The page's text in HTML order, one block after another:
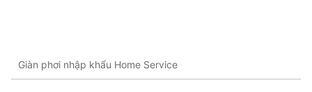
Giàn phơi nhập khẩu Home Service